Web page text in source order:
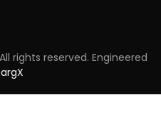
rights reserved. Engineered